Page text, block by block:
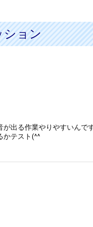
ション
出る作業やりやすいんで
テスト(^^